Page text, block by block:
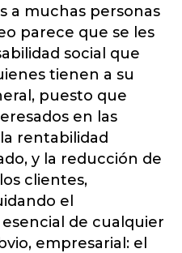
a muchas personas
parece que se les
social que
tienen a su
puesto que
en las
rentabilidad
y la reducción de
clientes,
el
de cualquier
empresarial: el